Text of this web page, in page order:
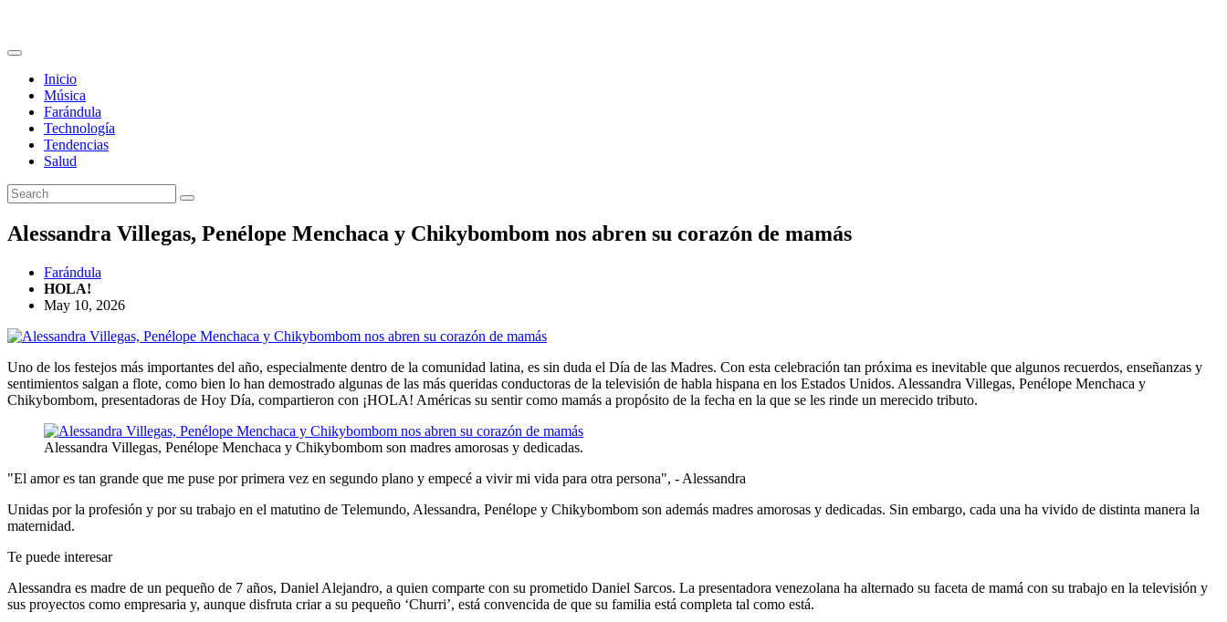
Inicio
Música
Farándula
Technología
Tendencias
Salud
Alessandra Villegas, Penélope Menchaca y Chikybombom nos abren su corazón de mamás
Farándula
HOLA!
May 10, 2026
Uno de los festejos más importantes del año, especialmente dentro de la comunidad latina, es sin duda el Día de las Madres. Con esta celebración tan próxima es inevitable que algunos recuerdos, enseñanzas y
sentimientos salgan a flote, como bien lo han demostrado algunas de las más queridas conductoras de la televisión de habla hispana en los Estados Unidos. Alessandra Villegas, Penélope Menchaca y
Chikybombom, presentadoras de Hoy Día, compartieron con ¡HOLA! Américas su sentir como mamás a propósito de la fecha en la que se les rinde un merecido tributo.
Alessandra Villegas, Penélope Menchaca y Chikybombom son madres amorosas y dedicadas.
"El amor es tan grande que me puse por primera vez en segundo plano y empecé a vivir mi vida para otra persona", - Alessandra
Unidas por la profesión y por su trabajo en el matutino de Telemundo, Alessandra, Penélope y Chikybombom son además madres amorosas y dedicadas. Sin embargo, cada una ha vivido de distinta manera la
maternidad.
Te puede interesar
Alessandra es madre de un pequeño de 7 años, Daniel Alejandro, a quien comparte con su prometido Daniel Sarcos. La presentadora venezolana ha alternado su faceta de mamá con su trabajo en la televisión y
sus proyectos como empresaria y, aunque disfruta criar a su pequeño ‘Churri’, está convencida de que su familia está completa tal como está.